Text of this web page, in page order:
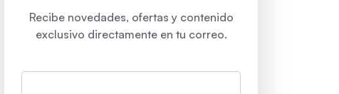
Recibe novedades, ofertas y contenido
exclusivo directamente en tu correo.